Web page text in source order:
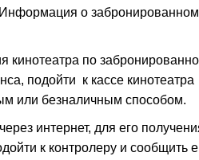
о
кинотеатра по
подойти к кассе
или безналичным способом.
интернет, для его
к контролеру и